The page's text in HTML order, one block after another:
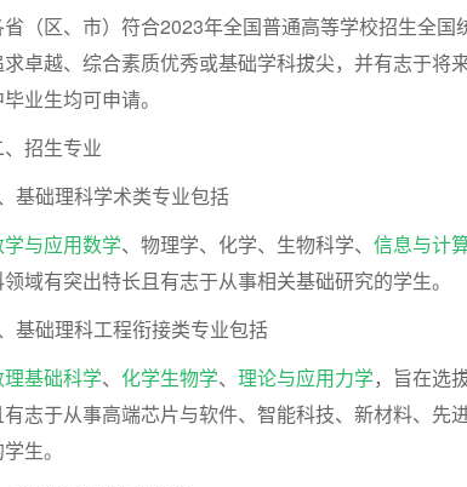
（区、市）符合2023年全国普通高等学校招生全国
卓越、综合素质优秀或基础学科拔尖，并有志于将
业生均可申请。
、招生专业
基础理科学术类专业包括
学与应用数学、物理学、化学、生物科学、 信息与计
域有突出特长且有志于从事相关基础研究的学生。
基础理科工程衔接类专业包括
理基础科学、 化学生物学、 理论与应用力学，旨在选
有志于从事高端芯片与软件、智能科技、新材料、先
生。